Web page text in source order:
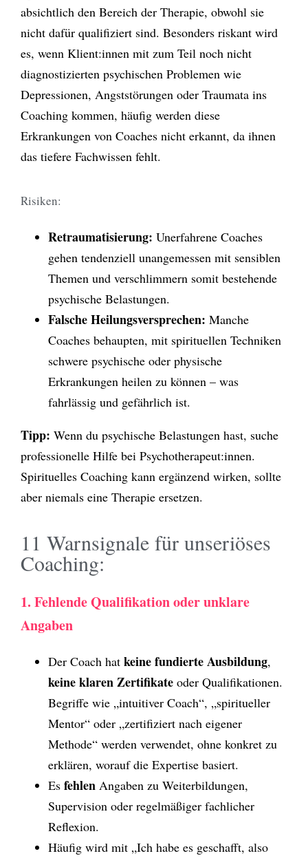
absichtlich den Bereich der Therapie, obwohl sie
nicht dafür qualifiziert sind. Besonders riskant wird
es, wenn Klient:innen mit zum Teil noch nicht
diagnostizierten psychischen Problemen wie
Depressionen, Angststörungen oder Traumata ins
Coaching kommen, häufig werden diese
Erkrankungen von Coaches nicht erkannt, da ihnen
das tiefere Fachwissen fehlt.
Risiken:
Retraumatisierung: Unerfahrene Coaches
gehen tendenziell unangemessen mit sensiblen
Themen und verschlimmern somit bestehende
psychische Belastungen.
Falsche Heilungsversprechen: Manche
Coaches behaupten, mit spirituellen Techniken
schwere psychische oder physische
Erkrankungen heilen zu können – was
fahrlässig und gefährlich ist.
Tipp: Wenn du psychische Belastungen hast, suche
professionelle Hilfe bei Psychotherapeut:innen.
Spirituelles Coaching kann ergänzend wirken, sollte
aber niemals eine Therapie ersetzen.
11 Warnsignale für unseriöses
Coaching:
1. Fehlende Qualifikation oder unklare
Angaben
Der Coach hat keine fundierte Ausbildung,
keine klaren Zertifikate oder Qualifikationen.
Begriffe wie „intuitiver Coach“, „spiritueller
Mentor“ oder „zertifiziert nach eigener
Methode“ werden verwendet, ohne konkret zu
erklären, worauf die Expertise basiert.
Es fehlen Angaben zu Weiterbildungen,
Supervision oder regelmäßiger fachlicher
Reflexion.
Häufig wird mit „Ich habe es geschafft, also